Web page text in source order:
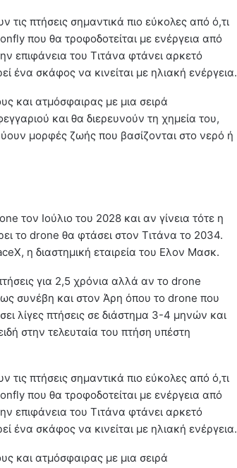
πτήσεις σημαντικά πιο εύκολες από ό,τι
που θα τροφοδοτείται με ενέργεια από
επιφάνεια του Τιτάνα φτάνει αρκετό
ένα σκάφος να κινείται με ηλιακή ενέργεια.
και ατμόσφαιρας με μια σειρά
και θα διερευνούν τη χημεία του,
μορφές ζωής που βασίζονται στο νερό ή
τον Ιούλιο του 2028 και αν γίνεια τότε η
το drone θα φτάσει στον Τιτάνα το 2034.
η διαστημική εταιρεία του Ελον Μασκ.
για 2,5 χρόνια αλλά αν το drone
συνέβη και στον Άρη όπου το drone που
λίγες πτήσεις σε διάστημα 3-4 μηνών και
στην τελευταία του πτήση υπέστη
πτήσεις σημαντικά πιο εύκολες από ό,τι
που θα τροφοδοτείται με ενέργεια από
επιφάνεια του Τιτάνα φτάνει αρκετό
ένα σκάφος να κινείται με ηλιακή ενέργεια.
και ατμόσφαιρας με μια σειρά